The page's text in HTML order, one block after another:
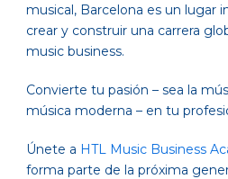
musical, Barcelona es un lugar
crear y construir una carrera
music business.
Convierte tu pasión – sea la
música moderna – en tu
Únete a HTL Music Business
forma parte de la próxima